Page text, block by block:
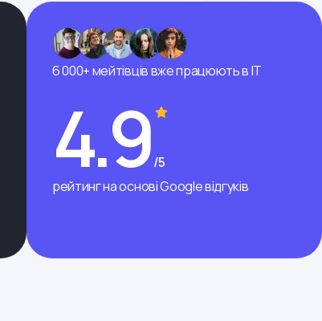
6 000+ мейтівців вже працюють в ІТ
4.9 /5
рейтинг на основі Google відгуків